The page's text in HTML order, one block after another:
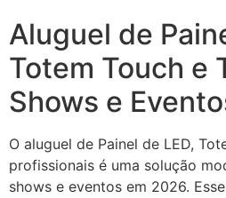
Aluguel de
Totem Touch e
Shows e
O aluguel de Painel de LED,
profissionais é uma solução
shows e eventos em 2026.